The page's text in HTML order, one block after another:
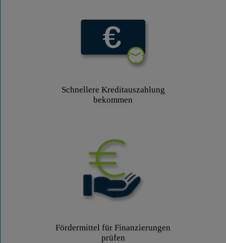
Schnellere Kreditauszahlung
bekommen
Fördermittel für Finanzierungen
prüfen